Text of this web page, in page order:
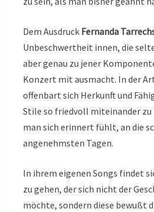
Dem Ausdruck Fernanda
Unbeschwertheit innen, die
aber genau zu jener
Konzert mit ausmacht. In der
offenbart sich Herkunft und
Stile so friedvoll miteinander
man sich erinnert fühlt, an die
angenehmsten Tagen.
In ihrem eigenen Songs findet
zu gehen, der sich nicht der
möchte, sondern diese bewußt